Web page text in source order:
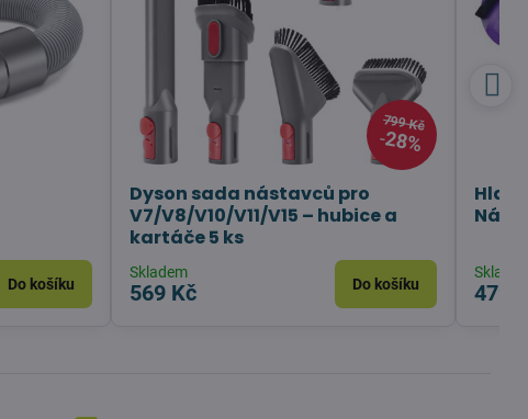
Do košíku
799 Kč
28%
Dyson sada nástavců pro
V7/V8/V10/V11/V15 – hubice a
kartáče 5 ks
Skladem
569 Kč Do košíku 479